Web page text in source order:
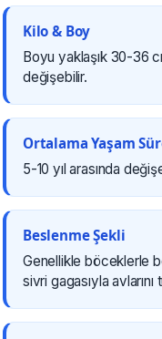
Kilo & Boy
Boyu yaklaşık 30-36
değişebilir.
Ortalama Yaşam
5-10 yıl arasında
Beslenme Şekli
Genellikle böceklerle
sivri gagasıyla avlarını